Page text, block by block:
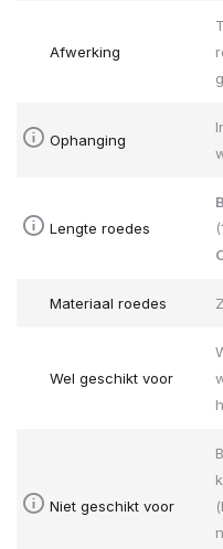
Afwerking
Ophanging
Lengte roedes
Materiaal roedes
Wel geschikt voor
Niet geschikt voor